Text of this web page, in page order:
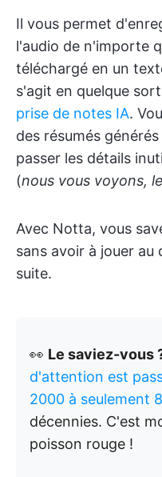
Il vous permet
l'audio de n'importe
téléchargé en un
s'agit en quelque
prise de notes IA.
des résumés
passer les détails
(nous vous voyons,
Avec Notta, vous
sans avoir à jouer
suite.
👀 Le saviez-vous
d'attention est
2000 à seulement
décennies. C'est
poisson rouge !